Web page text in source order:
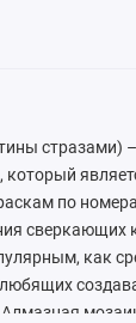
стразами)
по
сверкающих
как